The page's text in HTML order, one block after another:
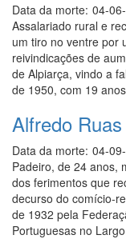
Data da morte: 04-
Assalariado rural e
um tiro no ventre por
reivindicações de
de Alpiarça, vindo a
de 1950, com 19
Alfredo
Data da morte: 04-
Padeiro, de 24 anos,
dos ferimentos que
decurso do comício-
de 1932 pela
Portuguesas no